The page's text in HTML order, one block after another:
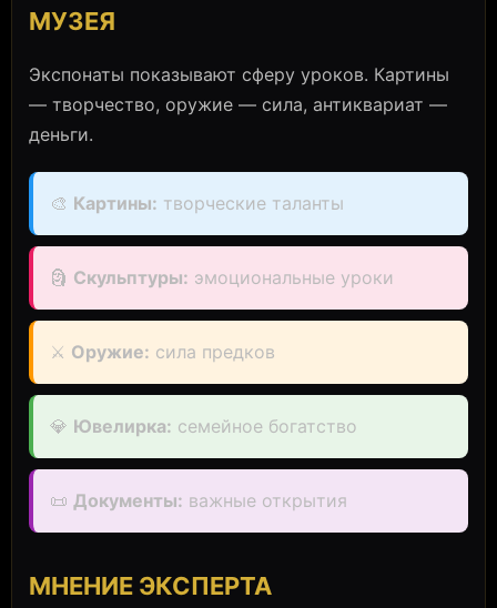
МУЗЕЯ
Экспонаты показывают сферу уроков. Картины
— творчество, оружие — сила, антиквариат —
деньги.
🎨 Картины: творческие таланты
🗿 Скульптуры: эмоциональные уроки
⚔️ Оружие: сила предков
💎 Ювелирка: семейное богатство
📜 Документы: важные открытия
МНЕНИЕ ЭКСПЕРТА